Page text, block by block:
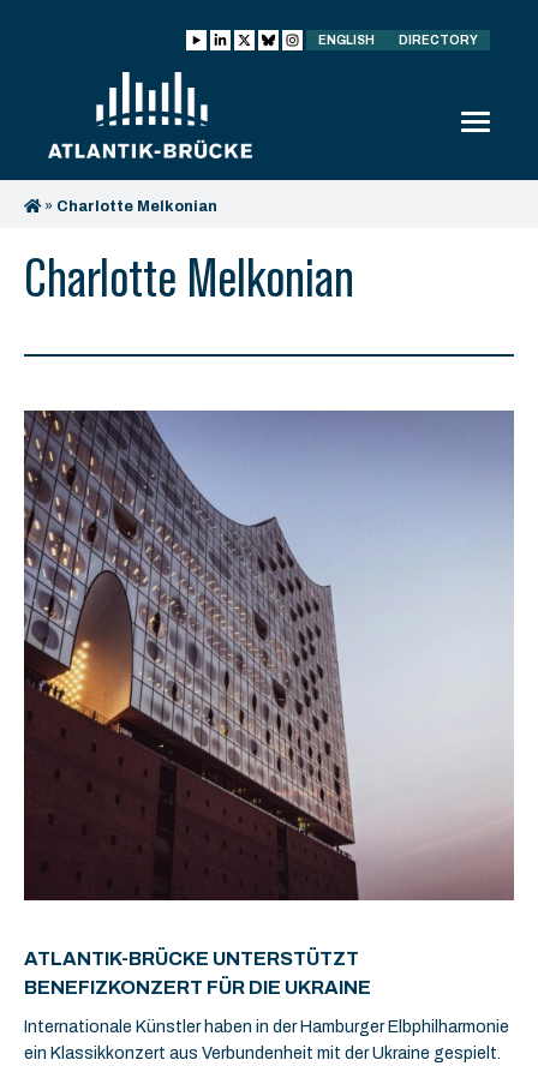
ENGLISH DIRECTORY
» Charlotte Melkonian
Charlotte Melkonian
ATLANTIK-BRÜCKE UNTERSTÜTZT
BENEFIZKONZERT FÜR DIE UKRAINE
Internationale Künstler haben in der Hamburger Elbphilharmonie
ein Klassikkonzert aus Verbundenheit mit der Ukraine gespielt.